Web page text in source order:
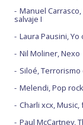
Manuel
salvaje I
Laura Pausini, Yo
Nil Moliner, Nexo
Siloé, Terrorismo
Melendi, Pop rock
Charli xcx,
Paul McCartney,